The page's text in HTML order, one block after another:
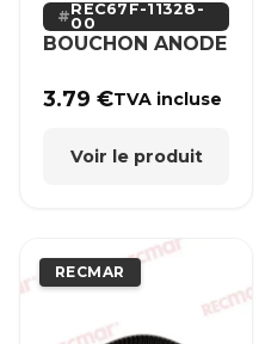
REC67F-11328-
00
BOUCHON ANODE
3.79€TVA incluse
Voir le produit
RECMAR